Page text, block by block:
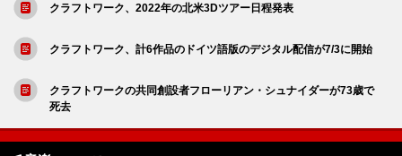
クラフトワーク、2022年の北米3Dツアー日程発表
クラフトワーク、計6作品のドイツ語版のデジタル配信が7/3に開始
クラフトワークの共同創設者フローリアン・シュナイダーが73歳で
死去